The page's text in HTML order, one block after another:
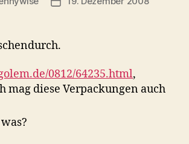
0812/64235.html,
mag diese Verpackungen auch